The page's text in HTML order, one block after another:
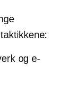
og e-